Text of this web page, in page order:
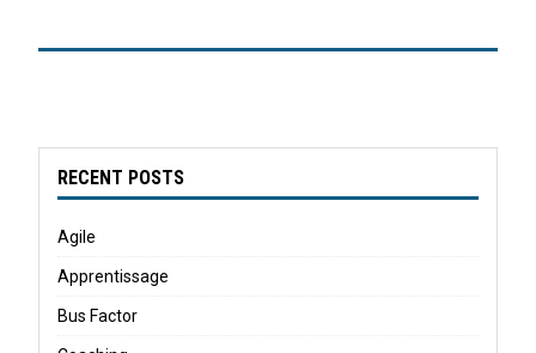
RECENT POSTS
Agile
Apprentissage
Bus Factor